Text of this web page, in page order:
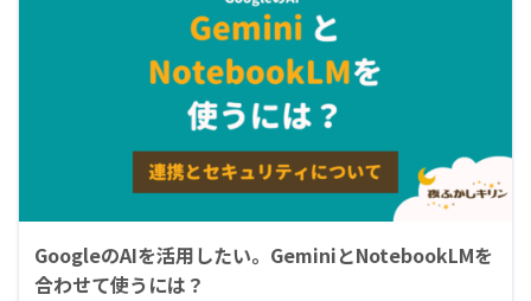
GoogleのAIを活用したい。GeminiとNotebookLMを
合わせて使うには？